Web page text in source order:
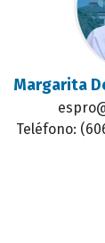
Margarita
Teléfono: